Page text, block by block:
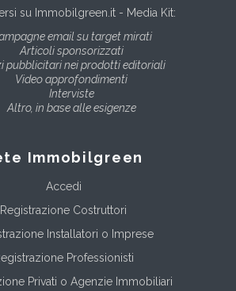
su Immobilgreen.it - Media Kit:
email su target mirati
Articoli sponsorizzati
pubblicitari nei prodotti editoriali
Video approfondimenti
Interviste
Altro, in base alle esigenze
Immobilgreen
Accedi
Registrazione Costruttori
Installatori o Imprese
Professionisti
Privati o Agenzie Immobiliari